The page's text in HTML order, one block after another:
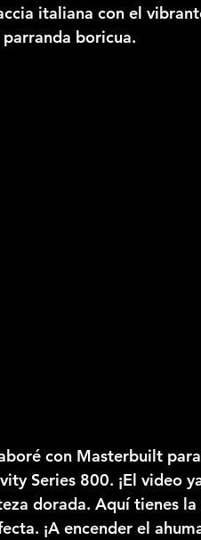
italiana con el
parranda boricua.
con Masterbuilt
Series 800. ¡El video
dorada. Aquí tienes
¡A encender el